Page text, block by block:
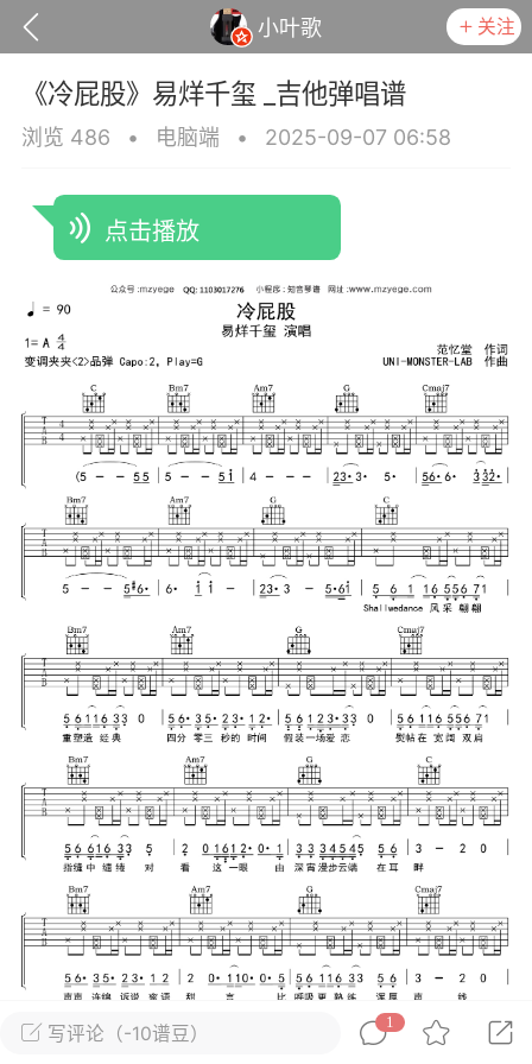
小叶歌 关注
策
Lv4
指弹达人
08:32
电脑端 吉他弹唱
一样》谭咏麟 _吉他弹唱谱
#吉他谱
歌 Lv4
指弹达人
电脑端 吉他弹唱
王老胡 _吉他弹唱谱
吉他谱
0 18
歌 Lv4
指弹达人
》ConanGray _吉他弹唱谱
写评论（-10谱豆）
1
《冷屁股》易烊千玺 _吉他弹唱谱
浏览 486 • 电脑端 • 2025-09-07 06:58
点击播放